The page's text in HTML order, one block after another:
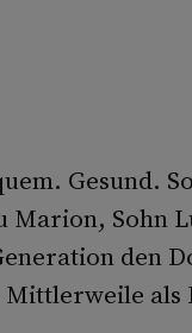
Gesund.
Marion, Sohn
den
als